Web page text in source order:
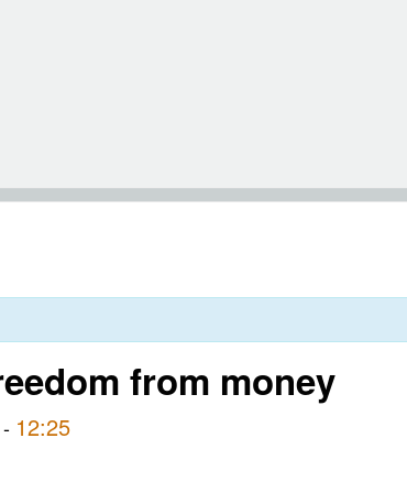
from money
- 12:25